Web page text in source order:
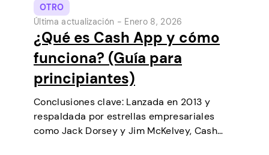
OTRO
Última actualización - Enero 8, 2026
¿Qué es Cash App y cómo
funciona? (Guía para
principiantes)
Conclusiones clave: Lanzada en 2013 y
respaldada por estrellas empresariales
como Jack Dorsey y Jim McKelvey, Cash